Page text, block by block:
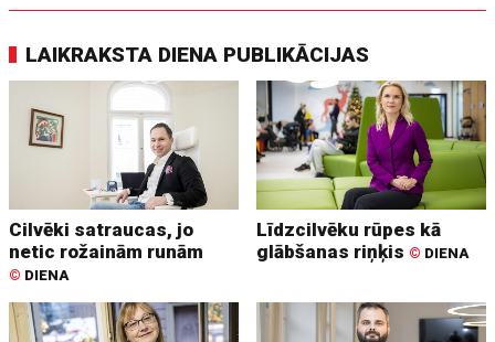
LAIKRAKSTA DIENA PUBLIKĀCIJAS
Cilvēki satraucas, jo
netic rožainām runām
© DIENA
Līdzcilvēku rūpes kā
glābšanas riņķis © DIENA